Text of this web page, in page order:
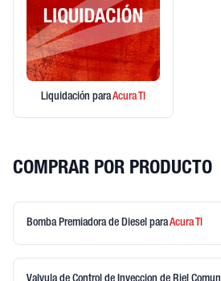
Liquidación paraAcuraTl
COMPRAR POR PRODUCTO
Bomba Premiadora de Diesel paraAcuraTl